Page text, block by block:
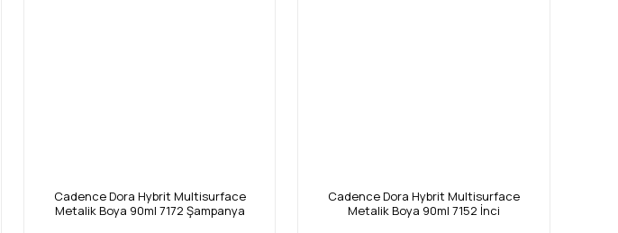
Cadence Dora Hybrit Multisurface
Metalik Boya 90ml 7172 Şampanya
Cadence Dora Hybrit Multisurface
Metalik Boya 90ml 7152 İnci